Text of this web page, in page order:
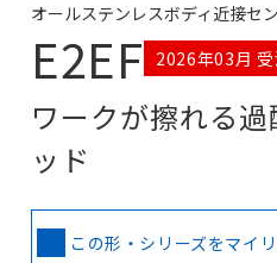
オールステンレスボディ近接セ
E2EF 2026年03月
ワークが擦れる
ッド
この形・シリーズをマイ